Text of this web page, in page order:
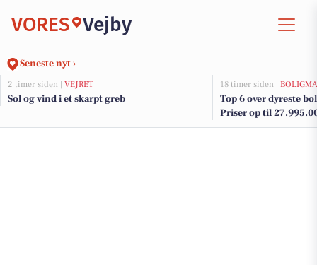
VORES Vejby
Seneste nyt ›
2 timer siden | VEJRET
Sol og vind i et skarpt greb
18 timer siden |
Top 6 over dyreste
Priser op til